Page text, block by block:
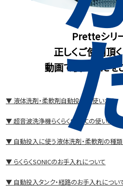
Pretteシリ
正しくご使用頂
動画で使いかたを
▼ 液体洗剤・柔軟剤自動投入の使いかた
▼ 超音波洗浄機らくらくSONICの使いかた
▼ 自動投入に使う液体洗剤・柔軟剤の種
▼ らくらくSONICのお手入れについて
▼ 自動投入タンク・経路のお手入れについ